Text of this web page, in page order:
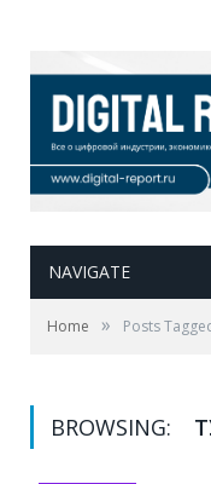
NAVIGATE
Home » Posts
BROWSING: